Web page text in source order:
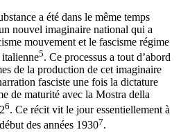
a été dans le même temps
nouvel imaginaire national qui a
mouvement et le fascisme régime
italienne5. Ce processus a tout d’abord
de la production de cet imaginaire
fasciste une fois la dictature
de maturité avec la Mostra della
6. Ce récit vit le jour essentiellement à
des années 19307.